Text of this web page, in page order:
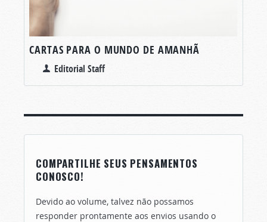
CARTAS PARA O MUNDO DE AMANHÃ
Editorial Staff
COMPARTILHE SEUS PENSAMENTOS
CONOSCO!
Devido ao volume, talvez não possamos
responder prontamente aos envios usando o